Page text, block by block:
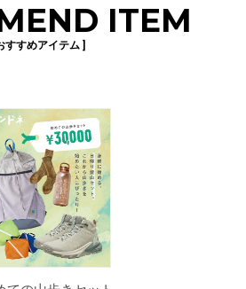
ITEM
すすめアイテム ]